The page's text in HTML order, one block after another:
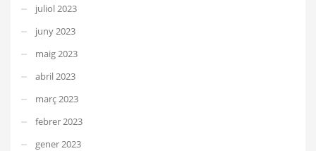
juliol 2023
juny 2023
maig 2023
abril 2023
març 2023
febrer 2023
gener 2023